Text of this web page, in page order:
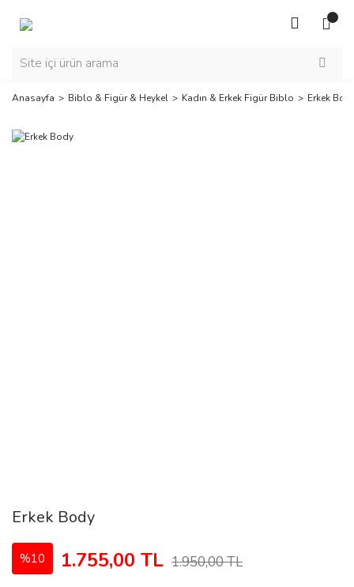
Anasayfa Biblo & Figür & Heykel Kadın & Erkek Figür Biblo Erkek
Erkek Body
%10 1.755,00 TL 1.950,00 TL